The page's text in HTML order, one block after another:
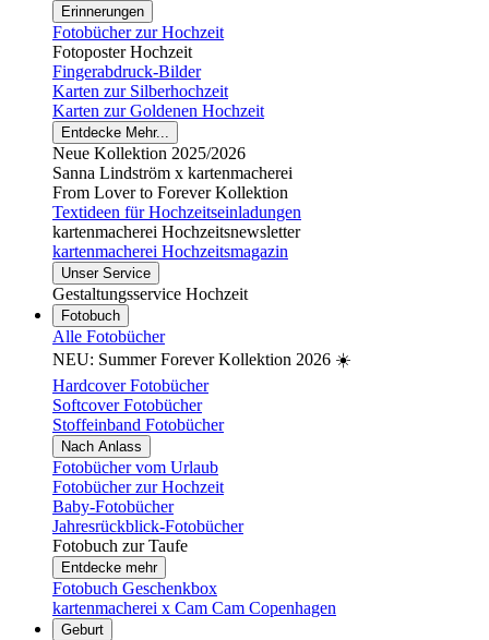
Erinnerungen
Fotobücher zur Hochzeit
Fotoposter Hochzeit
Fingerabdruck-Bilder
Karten zur Silberhochzeit
Karten zur Goldenen Hochzeit
Entdecke Mehr...
Neue Kollektion 2025/2026
Sanna Lindström x kartenmacherei
From Lover to Forever Kollektion
Textideen für Hochzeitseinladungen
kartenmacherei Hochzeitsnewsletter
kartenmacherei Hochzeitsmagazin
Unser Service
Gestaltungsservice Hochzeit
Fotobuch
Alle Fotobücher
NEU: Summer Forever Kollektion 2026 ☀️
Hardcover Fotobücher
Softcover Fotobücher
Stoffeinband Fotobücher
Nach Anlass
Fotobücher vom Urlaub
Fotobücher zur Hochzeit
Baby-Fotobücher
Jahresrückblick-Fotobücher
Fotobuch zur Taufe
Entdecke mehr
Fotobuch Geschenkbox
kartenmacherei x Cam Cam Copenhagen
Geburt